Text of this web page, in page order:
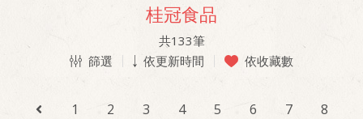
桂冠食品
共133筆
篩選
依更新時間 依收藏數
1 2 3 4 5 6 7
8